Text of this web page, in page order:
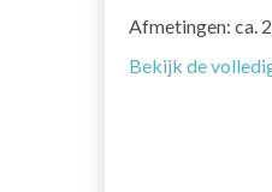
Afmetingen: ca.
Bekijk de